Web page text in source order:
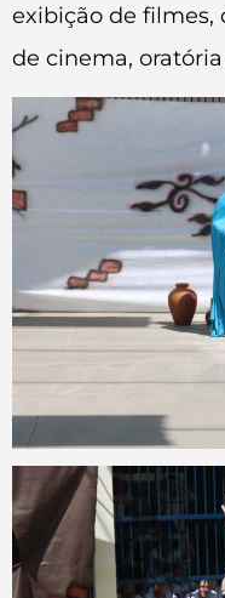
exibição de filmes,
de cinema,